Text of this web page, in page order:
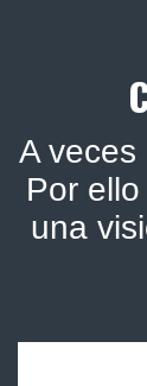
A veces
Por
una